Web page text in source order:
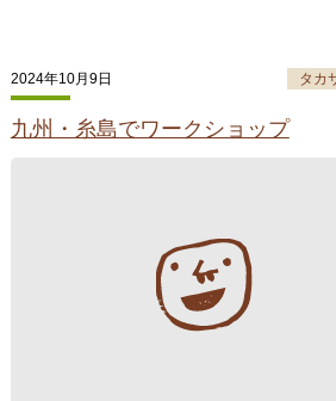
2024年10月9日 タカ
九州・糸島でワークショップ